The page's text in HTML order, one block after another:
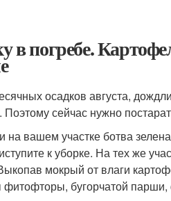
в погребе.
осадков августа,
сейчас нужно
вашем участке ботва
к уборке. На тех же
мокрый от влаги
бугорчатой